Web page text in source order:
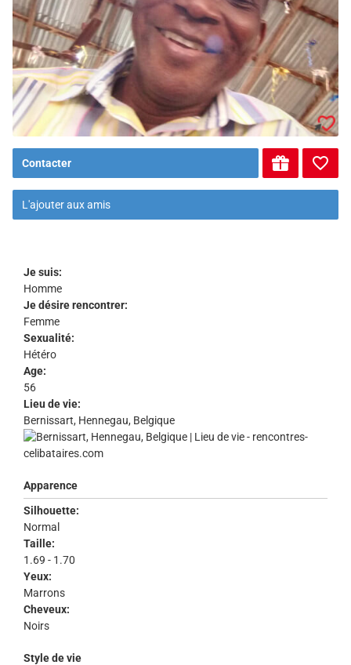
Contacter
L'ajouter aux amis
Je suis:
Homme
Je désire rencontrer:
Femme
Sexualité:
Hétéro
Age:
56
Lieu de vie:
Bernissart, Hennegau, Belgique
Apparence
Silhouette:
Normal
Taille:
1.69 - 1.70
Yeux:
Marrons
Cheveux:
Noirs
Style de vie